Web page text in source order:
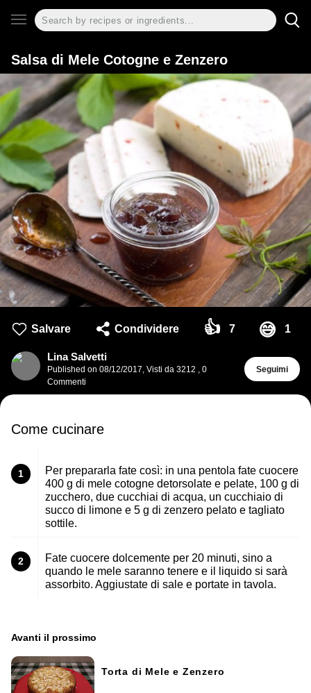
Salsa di Mele Cotogne e Zenzero
Salvare Condividere 👍 7 😅 1
Lina Salvetti
Published on 08/12/2017, Visti da 3212 , 0
Commenti
Seguimi
Come cucinare
1
Per prepararla fate così: in una pentola fate cuocere
400 g di mele cotogne detorsolate e pelate, 100 g di
zucchero, due cucchiai di acqua, un cucchiaio di
succo di limone e 5 g di zenzero pelato e tagliato
sottile.
2
Fate cuocere dolcemente per 20 minuti, sino a
quando le mele saranno tenere e il liquido si sarà
assorbito. Aggiustate di sale e portate in tavola.
Avanti il ​​prossimo
Torta di Mele e Zenzero